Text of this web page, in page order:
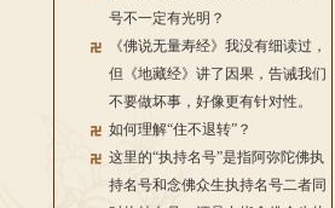
号不一定有光明？
《佛说无量寿经》我没有细读过，
但《地藏经》讲了因果，告诫我们
不要做坏事，好像更有针对性。
如何理解“住不退转”？
这里的“执持名号”是指阿弥陀佛执
持名号和念佛众生执持名号二者同